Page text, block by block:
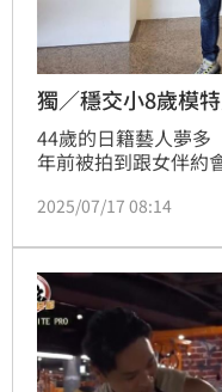
獨／穩交小8歲模
44歲的日籍藝人夢多
年前被拍到跟女伴約
渥模特兒歐芷妍（妞
識不同。蔡維歆
2025/07/17 08:14